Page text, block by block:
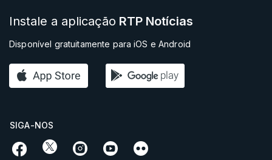
Instale a aplicação RTP Notícias
Disponível gratuitamente para iOS e Android
SIGA-NOS